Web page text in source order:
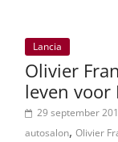
Lancia
Olivier
leven voor
29 september
autosalon, Olivier